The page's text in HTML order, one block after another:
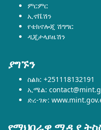
ምርምር
ኢኖቬሽን
የቴክኖሎጂ ሽግግር
ዲጂታላይዜሽን
ያግኙን
ስልክ: +251118132191
ኢሜል:
ድረ-ገጽ:
የማህበራዊ ሚዲያ